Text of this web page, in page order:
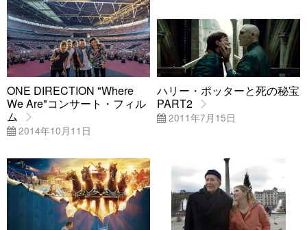
ONE DIRECTION "Where
We Are"コンサート・フィル
ム
2014年10月11日
ハリー・ポッターと死の秘宝
PART2
2011年7月15日